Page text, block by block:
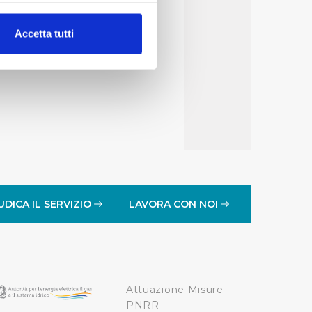
(impronte
che l’Utente ha fornito
i singoli cookie
Accetta tutti
IL SERVIZIO LAVORA CON NOI
Attuazione Misure
PNRR